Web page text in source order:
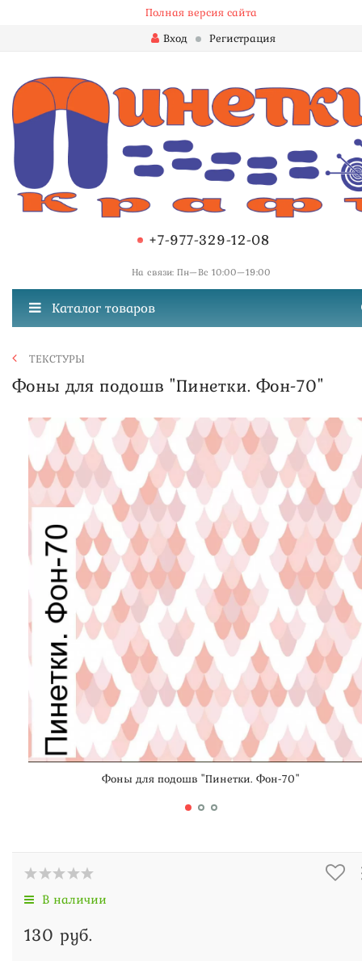
Полная версия сайта
Вход
Регистрация
+7-977-329-12-08
На связи: Пн—Вс 10:00—19:00
Каталог товаров
ТЕКСТУРЫ
Фоны для подошв "Пинетки. Фон-70"
Фоны для подошв "Пинетки. Фон-70"
В наличии
130 руб.